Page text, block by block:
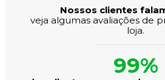
Nossos clientes
veja algumas avaliações de
loja.
99%